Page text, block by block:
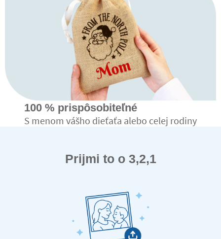
100 % prispôsobiteľné
S menom vášho dieťaťa alebo celej rodiny
Prijmi to o 3,2,1